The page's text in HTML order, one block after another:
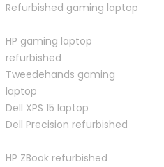
Refurbished gaming laptop
HP gaming laptop
refurbished
Tweedehands gaming
laptop
Dell XPS 15 laptop
Dell Precision refurbished
HP ZBook refurbished